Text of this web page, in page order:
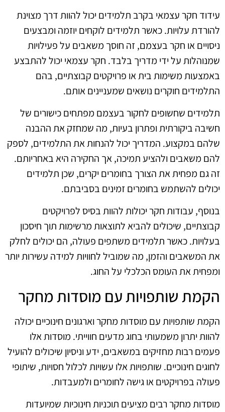
עידוד חקר עצמאי בקרב תלמידים יכול להוות דרך מצוינת
להורדת עלויות. כאשר תלמידים לוקחים יוזמה ומבצעים
ניסויים או חקר בעצמם, זה חוסך משאבים על פעילויות
שמנוהלות על ידי מדריך בלבד. חקר עצמאי יכול להתבצע
באמצעות משימות בית או פרויקטים קבוצתיים, בהם
התלמידים חוקרים נושאים שמעניינים אותם.
תלמידים שחשופים לחקור בעצמם מפתחים כישורים של
חשיבה ביקורתית ופתרון בעיות, מה שמחזק את ההבנה
שלהם במקצוע. המדריך יכול להנחות את התלמידים, לספק
להם משאבים ולהציע תמיכה, אך החקירה היא באחריותם.
זה גם מפחית את הצורך בחומרים יקרים, שכן תלמידים
יכולים להשתמש בחומרים זמינים בסביבתם.
בנוסף, עבודות חקר יכולות להוות בסיס לפרויקטים
קבוצתיים, שיכולים להביא לתוצאות מרשימות תוך חיסכון
בעלויות. כאשר תלמידים משתפים פעולה, הם יכולים לחלק
את המשאבים והזמן, מה שמוביל לחוויות למידה עשירות יותר
ומפחית את העומס הכלכלי על החוג.
הקמת שותפויות עם מוסדות מחקר
הקמת שותפויות עם מוסדות מחקר וארגונים חינוכיים יכולה
להוות יתרון משמעותי בחוג מדעים חווייתי. מוסדות אלו
פעמים רבות מחזיקים במשאבים, ידע וניסיון שיכולים להועיל
לחוגים חינוכיים. שותפויות אלו עשויות לכלול חסויות, שיתופי
פעולה בפרויקטים או גישה לחומרים ולמעבדות.
מוסדות מחקר רבים מציעים תוכניות חינוכיות שמיועדות